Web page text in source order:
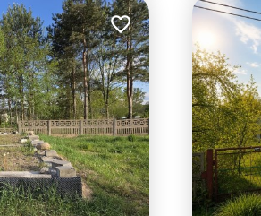
Dodaj do ulubionych